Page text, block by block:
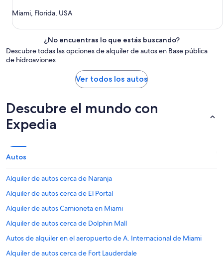
Miami, Florida, USA
¿No encuentras lo que estás buscando?
Descubre todas las opciones de alquiler de autos en Base pública
de hidroaviones
Ver todos los autos
Descubre el mundo con
Expedia
Autos
Alquiler de autos cerca de Naranja
Alquiler de autos cerca de El Portal
Alquiler de autos Camioneta en Miami
Alquiler de autos cerca de Dolphin Mall
Autos de alquiler en el aeropuerto de A. Internacional de Miami
Alquiler de autos cerca de Fort Lauderdale